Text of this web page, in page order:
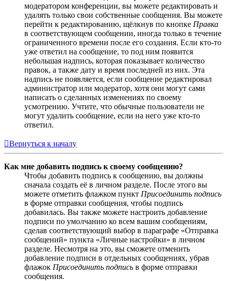
модератором конференции, вы можете редактировать и
удалять только свои собственные сообщения. Вы можете
перейти к редактированию, щёлкнув по кнопке Правка
в соответствующем сообщении, иногда только в течение
ограниченного времени после его создания. Если кто-то
уже ответил на сообщение, то под ним появится
небольшая надпись, которая показывает количество
правок, а также дату и время последней из них. Эта
надпись не появляется, если сообщение редактировал
администратор или модератор, хотя они могут сами
написать о сделанных изменениях по своему
усмотрению. Учтите, что обычные пользователи не
могут удалить сообщение, если на него уже кто-то
ответил.
Вернуться к началу
Как мне добавить подпись к своему сообщению?
Чтобы добавить подпись к сообщению, вы должны
сначала создать её в личном разделе. После этого вы
можете отметить флажком пункт Присоединить подпись
в форме отправки сообщения, чтобы подпись
добавилась. Вы также можете настроить добавление
подписи по умолчанию ко всем вашим сообщениям,
сделав соответствующий выбор в параграфе «Отправка
сообщений» пункта «Личные настройки» в личном
разделе. Несмотря на это, вы сможете отменить
добавление подписи в отдельных сообщениях, убрав
флажок Присоединить подпись в форме отправки
сообщения.